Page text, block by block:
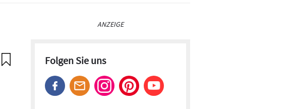
ANZEIGE
Folgen Sie uns